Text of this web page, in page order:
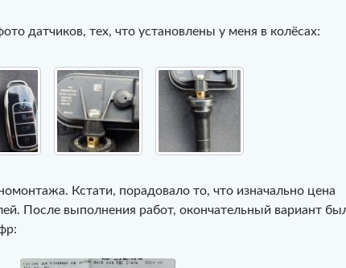
датчиков, тех, что установлены у меня в колёсах:
Кстати, порадовало то, что изначально цена
После выполнения работ, окончательный вариант